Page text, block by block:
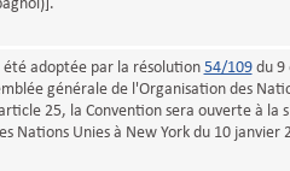
été adoptée par la résolution 54/109du 9
générale de l'Organisation des
25, la Convention sera ouverte à la
Nations Unies à New York du 10 janvier